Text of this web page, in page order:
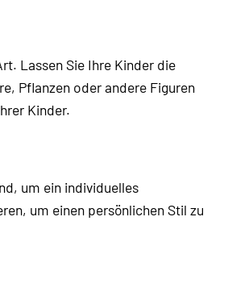
Lassen Sie Ihre Kinder die
Pflanzen oder andere Figuren
Kinder.
um ein individuelles
um einen persönlichen Stil zu